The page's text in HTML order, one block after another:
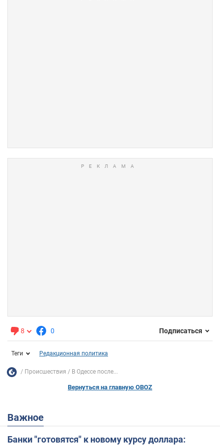
8 0 Подписаться
Теги Редакционная политика
Происшествия В Одессе после...
Вернуться на главную OBOZ
Важное
Банки "готовятся" к новому курсу доллара: